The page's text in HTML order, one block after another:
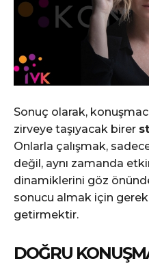
Sonuç olarak,
zirveye taşıyacak birer
Onlarla çalışmak,
değil, aynı zamanda
dinamiklerini göz
sonucu almak için
getirmektir.
DOĞRU